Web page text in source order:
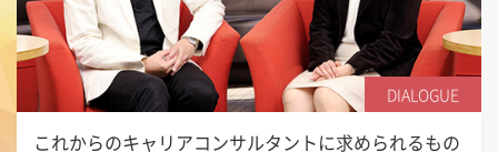
DIALOGUE
これからのキャリアコンサルタントに求められるもの